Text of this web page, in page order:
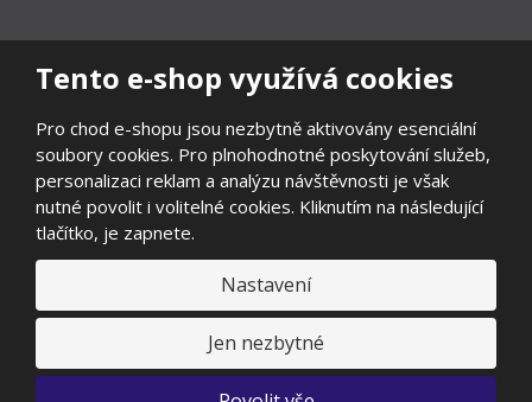
Tento e-shop využívá cookies
Pro chod e-shopu jsou nezbytně aktivovány esenciální
soubory cookies. Pro plnohodnotné poskytování služeb,
personalizaci reklam a analýzu návštěvnosti je však
nutné povolit i volitelné cookies. Kliknutím na následující
tlačítko, je zapnete.
Nastavení
Jen nezbytné
Prohlášení o přístupnosti|Ochrana osobních údajů|Mapa stránek
Všeobecné obchodní podmínky|Ochrana oznamovatelů
Odstoupení od smlouvy